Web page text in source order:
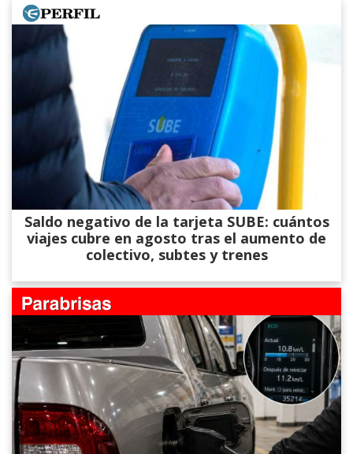
Saldo negativo de la tarjeta SUBE: cuántos
viajes cubre en agosto tras el aumento de
colectivo, subtes y trenes